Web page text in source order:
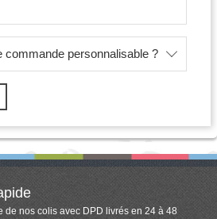
commande personnalisable ?
de nos colis avec DPD livrés en 24 à 48